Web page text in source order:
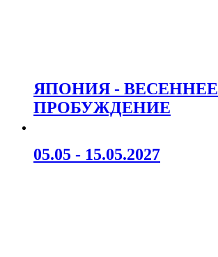
ЯПОНИЯ - ВЕСЕННЕЕ
ПРОБУЖДЕНИЕ
05.05 - 15.05.2027